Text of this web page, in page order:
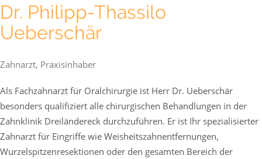
Dr. Philipp-Thassilo
Ueberschär
Zahnarzt, Praxisinhaber
Als Fachzahnarzt für Oralchirurgie ist Herr Dr. Ueberschär
besonders qualifiziert alle chirurgischen Behandlungen in der
Zahnklinik Dreiländereck durchzuführen. Er ist Ihr spezialisierter
Zahnarzt für Eingriffe wie Weisheitszahnentfernungen,
Wurzelspitzenresektionen oder den gesamten Bereich der